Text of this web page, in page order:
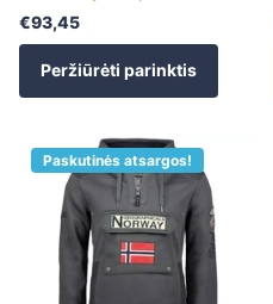
€93,45
Peržiūrėti parinktis
Paskutinės atsargos!